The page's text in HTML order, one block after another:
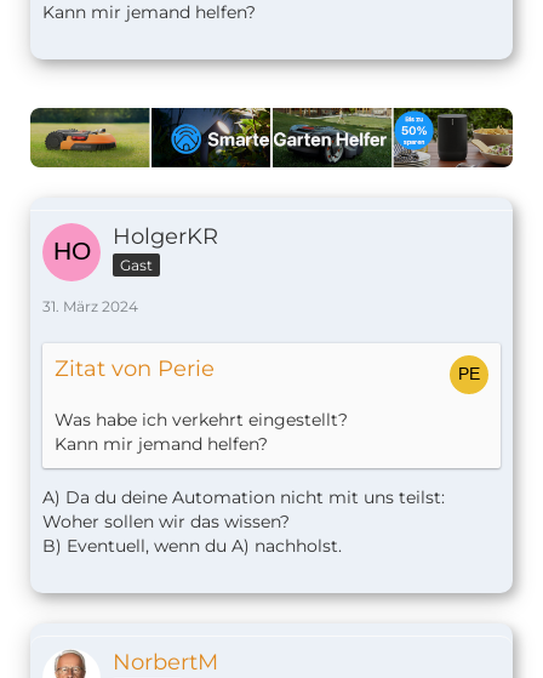
Kann mir jemand helfen?
HolgerKR
Gast
31. März 2024
Zitat von Perie
Was habe ich verkehrt eingestellt?
Kann mir jemand helfen?
A) Da du deine Automation nicht mit uns teilst:
Woher sollen wir das wissen?
B) Eventuell, wenn du A) nachholst.
NorbertM